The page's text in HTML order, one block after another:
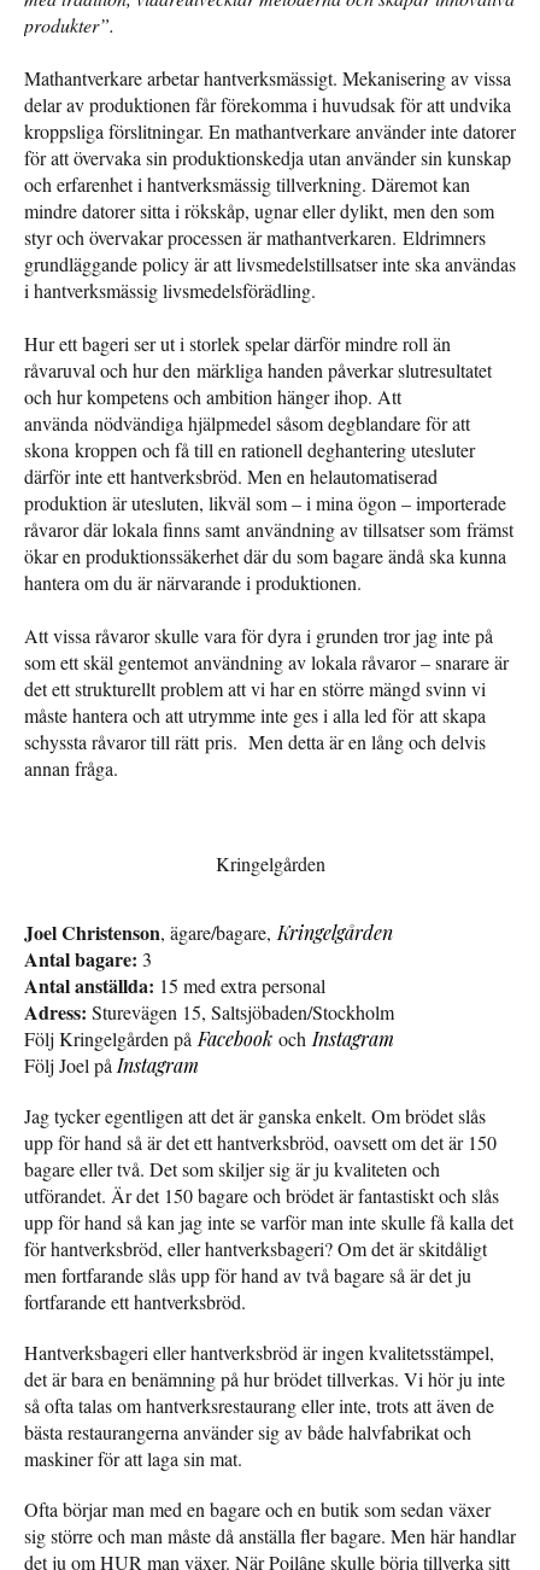
produkter”.
Mathantverkare arbetar hantverksmässigt. Mekanisering av vissa
delar av produktionen får förekomma i huvudsak för att undvika
kroppsliga förslitningar. En mathantverkare använder inte datorer
för att övervaka sin produktionskedja utan använder sin kunskap
och erfarenhet i hantverksmässig tillverkning. Däremot kan
mindre datorer sitta i rökskåp, ugnar eller dylikt, men den som
styr och övervakar processen är mathantverkaren. Eldrimners
grundläggande policy är att livsmedelstillsatser inte ska användas
i hantverksmässig livsmedelsförädling.
Hur ett bageri ser ut i storlek spelar därför mindre roll än
råvaruval och hur den märkliga handen påverkar slutresultatet
och hur kompetens och ambition hänger ihop. Att
använda nödvändiga hjälpmedel såsom degblandare för att
skona kroppen och få till en rationell deghantering utesluter
därför inte ett hantverksbröd. Men en helautomatiserad
produktion är utesluten, likväl som – i mina ögon – importerade
råvaror där lokala finns samt användning av tillsatser som främst
ökar en produktionssäkerhet där du som bagare ändå ska kunna
hantera om du är närvarande i produktionen.
Att vissa råvaror skulle vara för dyra i grunden tror jag inte på
som ett skäl gentemot användning av lokala råvaror – snarare är
det ett strukturellt problem att vi har en större mängd svinn vi
måste hantera och att utrymme inte ges i alla led för att skapa
schyssta råvaror till rätt pris. Men detta är en lång och delvis
annan fråga.
Kringelgården
Joel Christenson, ägare/bagare,Kringelgården
Antal bagare: 3
Antal anställda: 15 med extra personal
Adress: Sturevägen 15, Saltsjöbaden/Stockholm
Följ Kringelgården påFacebook ochInstagram
Följ Joel påInstagram
Jag tycker egentligen att det är ganska enkelt. Om brödet slås
upp för hand så är det ett hantverksbröd, oavsett om det är 150
bagare eller två. Det som skiljer sig är ju kvaliteten och
utförandet. Är det 150 bagare och brödet är fantastiskt och slås
upp för hand så kan jag inte se varför man inte skulle få kalla det
för hantverksbröd, eller hantverksbageri? Om det är skitdåligt
men fortfarande slås upp för hand av två bagare så är det ju
fortfarande ett hantverksbröd.
Hantverksbageri eller hantverksbröd är ingen kvalitetsstämpel,
det är bara en benämning på hur brödet tillverkas. Vi hör ju inte
så ofta talas om hantverksrestaurang eller inte, trots att även de
bästa restaurangerna använder sig av både halvfabrikat och
maskiner för att laga sin mat.
Ofta börjar man med en bagare och en butik som sedan växer
sig större och man måste då anställa fler bagare. Men här handlar
det ju om HUR man växer. När Poilâne skulle börja tillverka sitt